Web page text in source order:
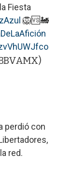
Fiesta
🦁🆚🚂
perdió con
red.